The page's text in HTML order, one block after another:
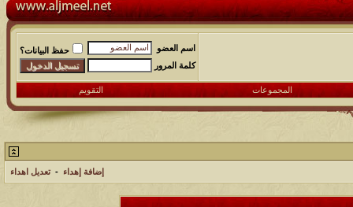
اسم العضو
حفظ البيانات؟
كلمة المرور
المجموعات التقويم
إضافة إهداء - تعديل اهداء